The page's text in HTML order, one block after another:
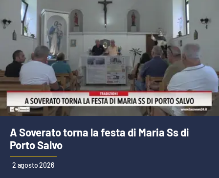
A Soverato torna la festa di Maria Ss di
Porto Salvo
2 agosto 2026